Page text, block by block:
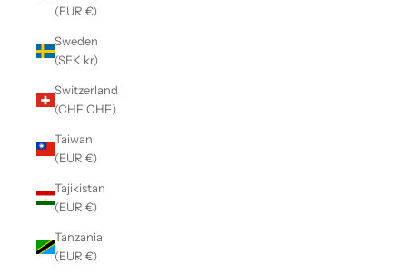
(EUR €)
Sweden
(SEK kr)
Switzerland
(CHF CHF)
Taiwan
(EUR €)
Tajikistan
(EUR €)
Tanzania
(EUR €)